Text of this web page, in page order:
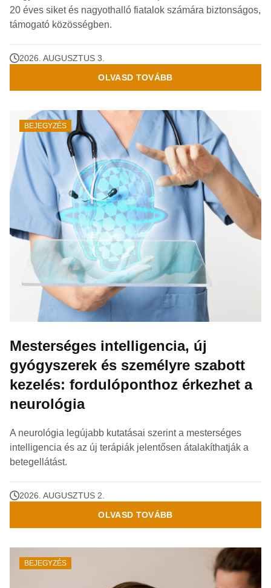
20 éves siket és nagyothalló fiatalok számára biztonságos,
támogató közösségben.
2026. AUGUSZTUS 3.
OLVASD TOVÁBB
BEJEGYZÉS
Mesterséges intelligencia, új
gyógyszerek és személyre szabott
kezelés: fordulóponthoz érkezhet a
neurológia
A neurológia legújabb kutatásai szerint a mesterséges
intelligencia és az új terápiák jelentősen átalakíthatják a
betegellátást.
2026. AUGUSZTUS 2.
OLVASD TOVÁBB
BEJEGYZÉS